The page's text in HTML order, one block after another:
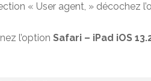
« User agent, » décochez
l’option Safari – iPad iOS